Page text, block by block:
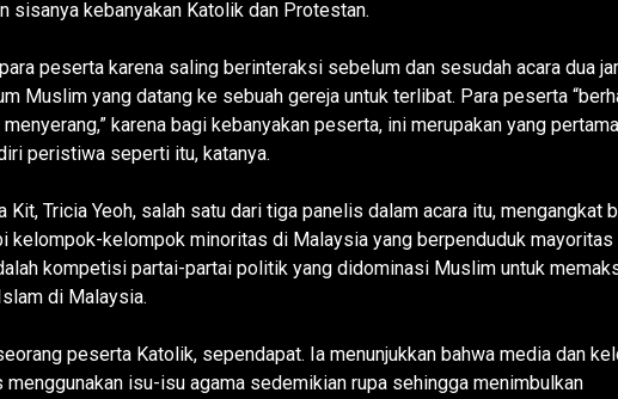
sisanya kebanyakan Katolik dan Protestan.
peserta karena saling berinteraksi sebelum dan sesudah acara dua
Muslim yang datang ke sebuah gereja untuk terlibat. Para peserta
karena bagi kebanyakan peserta, ini merupakan yang
peristiwa seperti itu, katanya.
Kit, Tricia Yeoh, salah satu dari tiga panelis dalam acara itu, mengangkat
kelompok-kelompok minoritas di Malaysia yang berpenduduk mayoritas
kompetisi partai-partai politik yang didominasi Muslim untuk
di Malaysia.
peserta Katolik, sependapat. Ia menunjukkan bahwa media dan
isu-isu agama sedemikian rupa sehingga menimbulkan